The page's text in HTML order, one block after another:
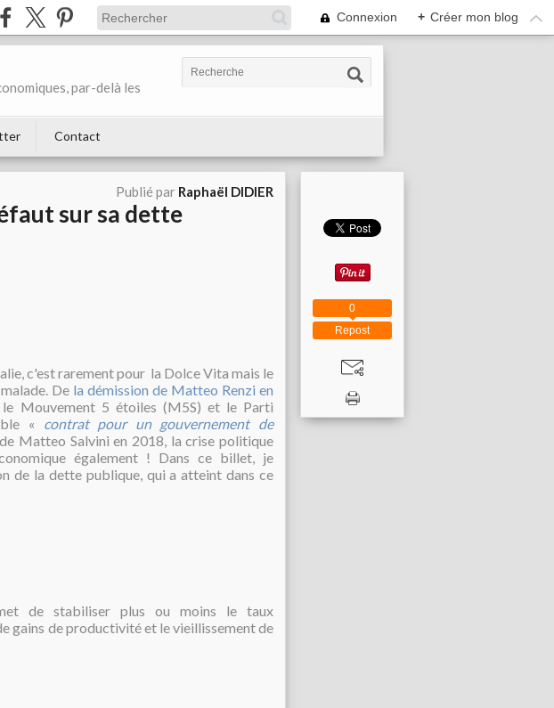
Connexion + Créer mon blog
par-delà les
Contact
Publié par Raphaël DIDIER
sur sa dette
c'est rarement pour la Dolce Vita mais le
De la démission de Matteo Renzi en
Mouvement 5 étoiles (M5S) et le Parti
« contrat pour un gouvernement de
Matteo Salvini en 2018, la crise politique
également ! Dans ce billet, je
de la dette publique, qui a atteint dans ce
de stabiliser plus ou moins le taux
gains de productivité et le vieillissement de
Repost
0